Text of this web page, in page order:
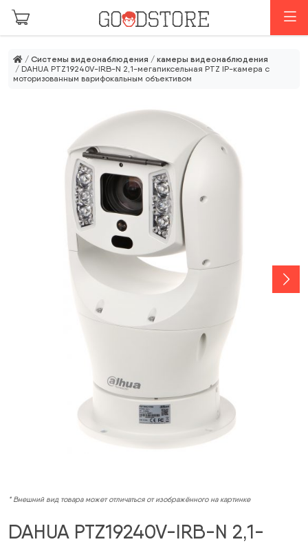
Перейти к основному содержанию
/ Системы видеонаблюдения / камеры видеонаблюдения
/ DAHUA PTZ19240V-IRB-N 2,1-мегапиксельная PTZ IP-камера с
моторизованным варифокальным объективом
* Внешний вид товара может отличаться от изображённого на картинке
DAHUA PTZ19240V-IRB-N 2,1-